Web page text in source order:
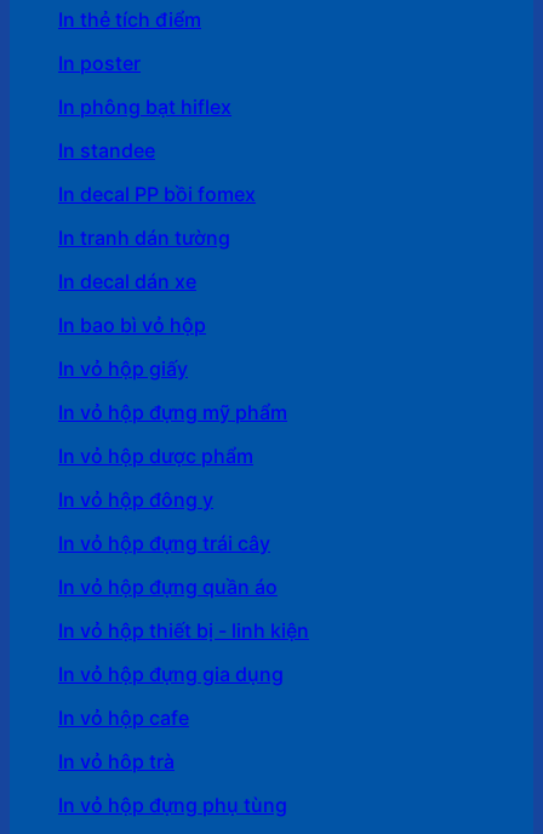
In thẻ tích điểm
In poster
In phông bạt hiflex
In standee
In decal PP bồi fomex
In tranh dán tường
In decal dán xe
In bao bì vỏ hộp
In vỏ hộp giấy
In vỏ hộp đựng mỹ phẩm
In vỏ hộp dược phẩm
In vỏ hộp đông y
In vỏ hộp đựng trái cây
In vỏ hộp đựng quần áo
In vỏ hộp thiết bị - linh kiện
In vỏ hộp đựng gia dụng
In vỏ hộp cafe
In vỏ hôp trà
In vỏ hộp đựng phụ tùng